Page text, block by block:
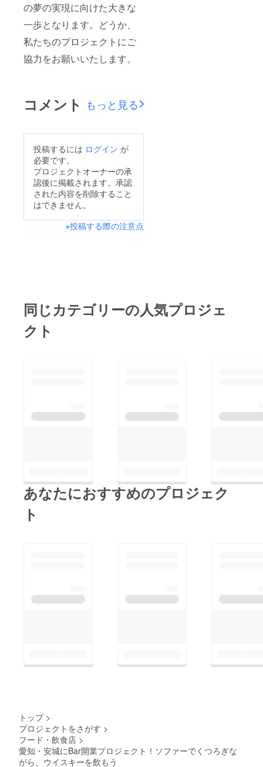
の夢の実現に向けた大きな
一歩となります。どうか、
私たちのプロジェクトにご
協力をお願いいたします。
コメント もっと見る
投稿するには ログイン が
必要です。
プロジェクトオーナーの承
認後に掲載されます。承認
された内容を削除すること
はできません。
※投稿する際の注意点
同じカテゴリーの人気プロジェ
クト
あなたにおすすめのプロジェク
ト
トップ >
プロジェクトをさがす >
フード・飲食店 >
愛知・安城にBar開業プロジェクト！ソファーでくつろぎな
がら、ウイスキーを飲もう